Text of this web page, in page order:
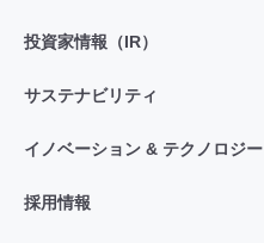
投資家情報（IR）
サステナビリティ
イノベーション & テクノロジー
採用情報